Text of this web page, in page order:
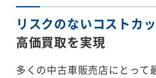
リスクのないコストカ
高価買取を実現
多くの中古車販売店にとって